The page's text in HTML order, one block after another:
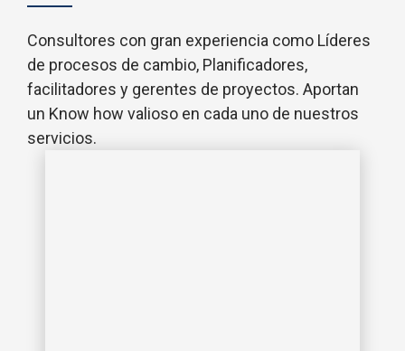
Consultores con gran experiencia como Líderes
de procesos de cambio, Planificadores,
facilitadores y gerentes de proyectos. Aportan
un Know how valioso en cada uno de nuestros
servicios.